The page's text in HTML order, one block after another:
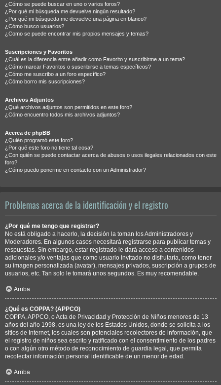
¿Cómo se puede buscar en uno o varios foros?
¿Por qué mi búsqueda me devuelve ningún resultado?
¿Por qué mi búsqueda me devuelve una página en blanco?
¿Cómo busco usuarios?
¿Como se puede encontrar mis propios mensajes y temas?
Suscripciones y Favoritos
¿Cuál es la diferencia entre añadir como Favorito y suscribirme a un tema?
¿Cómo marcar Favoritos o suscribirse a temas específicos?
¿Cómo me suscribo a un foro específico?
¿Cómo borro mis suscripciones?
Archivos Adjuntos
¿Qué archivos adjuntos son permitidos en este foro?
¿Cómo encuentro todos mis archivos adjuntos?
Acerca de phpBB
¿Quién programó este foro?
¿Por qué este foro no tiene tal cosa?
¿Con quién se puede contactar acerca de abusos o usos ilegales relacionados con este
foro?
¿Cómo puedo ponerme en contacto con un Administrador?
Problemas acerca de la identificación y el registro
¿Por qué me tengo que registrar?
No está obligado a hacerlo, la decisión la toman los Administradores y
Moderadores. En algunos casos necesitará registrarse para publicar temas y
respuestas. Sin embargo, estar registrado le dará acceso a contenidos
adicionales y/o ventajas que como usuario invitado no disfrutaría, como tener
su imagen personalizada (avatar), mensajes privados, suscripción a grupos de
usuarios, etc. Tan solo le tomará unos segundos. Es muy recomendable.
Arriba
¿Qué es COPPA? (APPCO)
COPPA, APPCO, o Acta de Privacidad y Protección de Niños menores de 13
años del año 1998, es una ley de los Estados Unidos, donde se solicita a los
sitios de Internet, los cuales son potenciales recolectores de información, que
el registro de niños sea escrito y ratificado con el consentimiento de los padres
o con algún otro método de reconocimiento de guardia legal, que permita
recolectar información personal identificable de un menor de edad.
Arriba